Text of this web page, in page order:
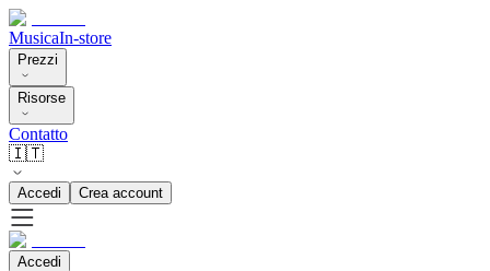
MusicaIn-store
Prezzi
Risorse
Contatto
🇮🇹
Accedi Crea account
Accedi